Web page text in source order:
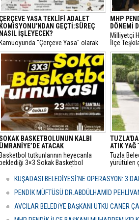
ÇERÇEVE YASA TEKLİFİ ADALET
KOMİSYONU'NDAN GEÇTİ:SÜREÇ
NASIL İŞLEYECEK?
​Kamuoyunda "Çerçeve Yasa" olarak
bilinen ve terör örgütü PKK'nin
kendisini feshederek silah bırakmasını
hedefleyen Milli Dayanışma ve
Toplumsal Bütünlüğün
Güçlendirilmesine Dair Kanun Teklifi,
TBMM Adalet Komisyonu'nda kabul
edildi.
MHP
DÖNEMİ
​Milliyetçi
İlçe
Kır,
yeniden
SOKAK BASKETBOLUNUN KALBİ
ÜMRANİYE’DE ATACAK
Basketbol tutkunlarının heyecanla
beklediği 3×3 Sokak Basketbol
Santral Etkinlik Alanı’nda
gerçekleştirilecek.
ATIK YAĞ
Tuzla
yürütülen
toplandı.
KUŞADASI BELEDİYESİ'NE OPERASYON: 3
PENDİK MÜFTÜSÜ DR.ABDÜLHAMİD
AVCILAR BELEDİYE BAŞKANI UTKU CANER